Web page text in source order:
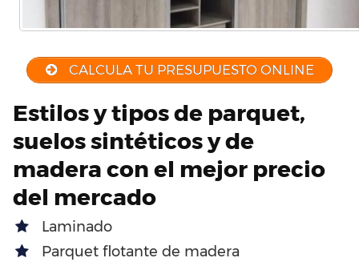
CALCULA TU PRESUPUESTO ONLINE
Estilos y tipos de parquet,
suelos sintéticos y de
madera con el mejor precio
del mercado
Laminado
Parquet flotante de madera